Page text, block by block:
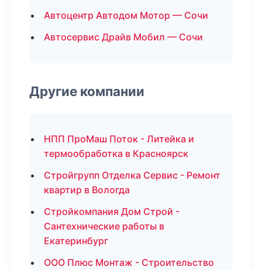
Автоцентр Автодом Мотор — Сочи
Автосервис Драйв Мобил — Сочи
Другие компании
НПП ПроМаш Поток - Литейка и
термообработка в Красноярск
Стройгрупп Отделка Сервис - Ремонт
квартир в Вологда
Стройкомпания Дом Строй -
Сантехнические работы в
Екатеринбург
ООО Плюс Монтаж - Строительство